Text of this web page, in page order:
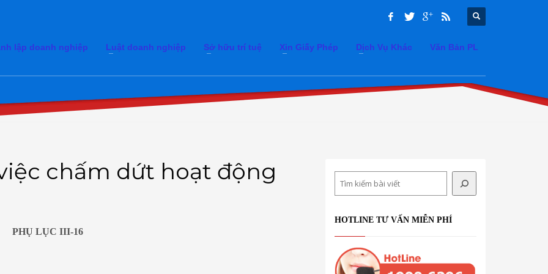
lập doanh nghiệp Luật doanh nghiệp Sở hữu trí tuệ Xin Giấy Phép Dịch Vụ Khác Văn Bản PL
chấm dứt hoạt động
PHỤ LỤC III-16
HOTLINE TƯ VẤN MIỄN PHÍ